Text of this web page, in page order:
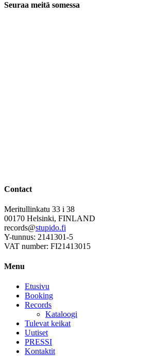
Seuraa meitä somessa
Contact
Meritullinkatu 33 i 38
00170 Helsinki, FINLAND
records@stupido.fi
Y-tunnus: 2141301-5
VAT number: FI21413015
Menu
Etusivu
Booking
Records
Kataloogi
Tulevat keikat
Uutiset
PRESSI
Kontaktit